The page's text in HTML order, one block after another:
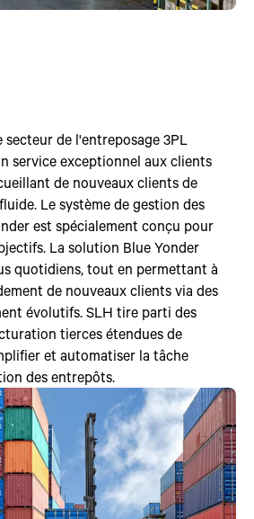
secteur de l'entreposage 3PL
service exceptionnel aux clients
de nouveaux clients de
Le système de gestion des
est spécialement conçu pour
La solution Blue Yonder
quotidiens, tout en permettant à
de nouveaux clients via des
évolutifs. SLH tire parti des
tierces étendues de
et automatiser la tâche
des entrepôts.